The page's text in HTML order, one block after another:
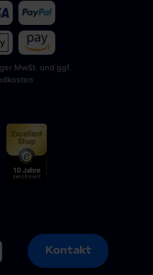
MwSt. und ggf.
Kontakt
Kontakt